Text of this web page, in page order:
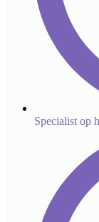
Specialist op